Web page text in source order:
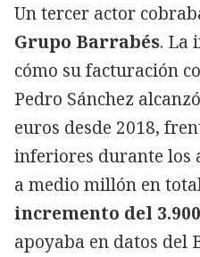
Un tercer actor
Grupo Barrabés. La
cómo su facturación
Pedro Sánchez
euros desde 2018,
inferiores durante los
a medio millón en
incremento del
apoyaba en datos del